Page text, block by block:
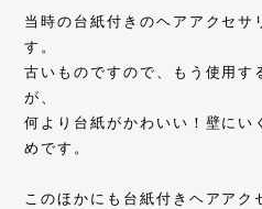
当時の台紙付きのヘアアクセサ
す。
古いものですので、もう使用す
が、
何より台紙がかわいい！壁にい
めです。
このほかにも台紙付きヘアアク